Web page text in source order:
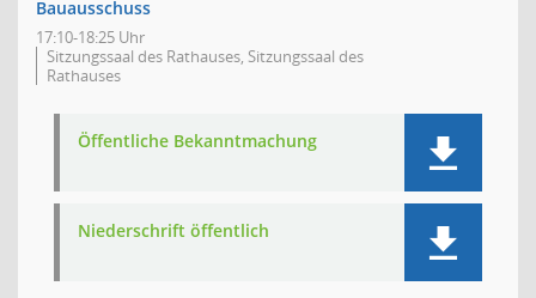
Bauausschuss
17:10-18:25 Uhr
Sitzungssaal des Rathauses, Sitzungssaal des
Rathauses
Öffentliche Bekanntmachung
Niederschrift öffentlich